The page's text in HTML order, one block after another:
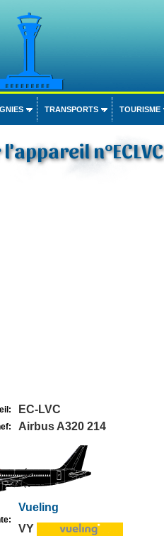
TRANSPORTS TOURISME
n°ECLVC
EC-LVC
Airbus A320 214
Vueling
VY